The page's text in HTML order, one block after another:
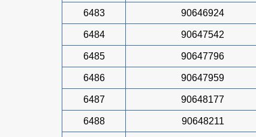
6483 90646924
6484 90647542
6485 90647796
6486 90647959
6487 90648177
6488 90648211